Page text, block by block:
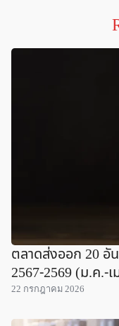
ตลาดส่งออก 20 อั
2567-2569 (ม.ค.-เ
22 กรกฎาคม 2026